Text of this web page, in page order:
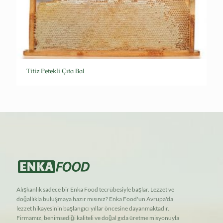
Titiz Petekli Çıta Bal
Alışkanlık sadece bir Enka Food tecrübesiyle başlar. Lezzet ve
doğallıkla buluşmaya hazır mısınız? Enka Food'un Avrupa'da
lezzet hikayesinin başlangıcı yıllar öncesine dayanmaktadır.
Firmamız, benimsediği kaliteli ve doğal gıda üretme misyonuyla